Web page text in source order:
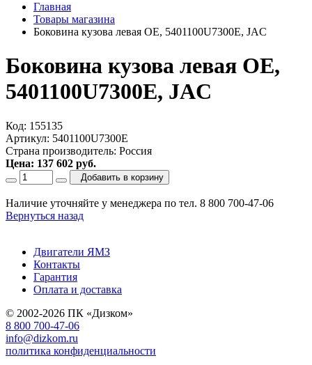
Главная
Товары магазина
Боковина кузова левая OE, 5401100U7300E, JAC
Боковина кузова левая OE,
5401100U7300E, JAC
Код: 155135
Артикул: 5401100U7300E
Страна производитель: Россия
Цена: 137 602 руб.
Добавить в корзину
Наличие уточняйте у менеджера по тел. 8 800 700-47-06
Вернуться назад
Двигатели ЯМЗ
Контакты
Гарантия
Оплата и доставка
© 2002-2026 ПК «Дизком»
8 800 700-47-06
info@dizkom.ru
политика конфиденциальности